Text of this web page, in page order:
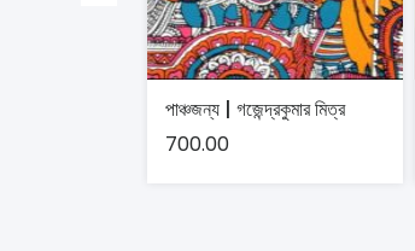
পাঞ্চজন্য | গজেন্দ্রকুমার মিত্র
700.00